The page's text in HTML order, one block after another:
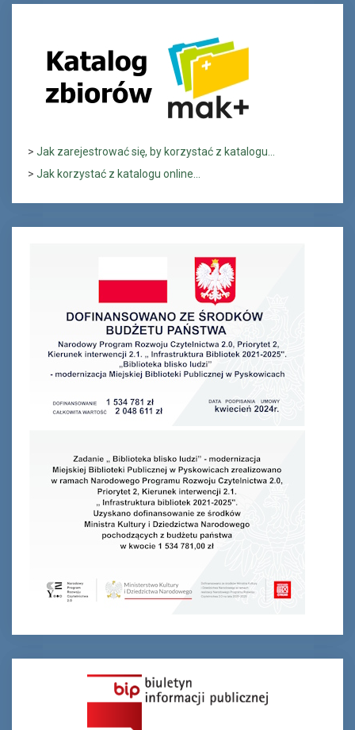
> Jak zarejestrować się, by korzystać z katalogu...
> Jak korzystać z katalogu online...